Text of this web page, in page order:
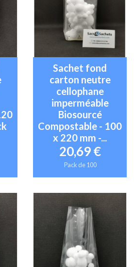
Sachet fond
carton neutre
cellophane
imperméable
Biosourcé
Compostable - 100
x 220 mm -...
20,69 €
Pack de 100